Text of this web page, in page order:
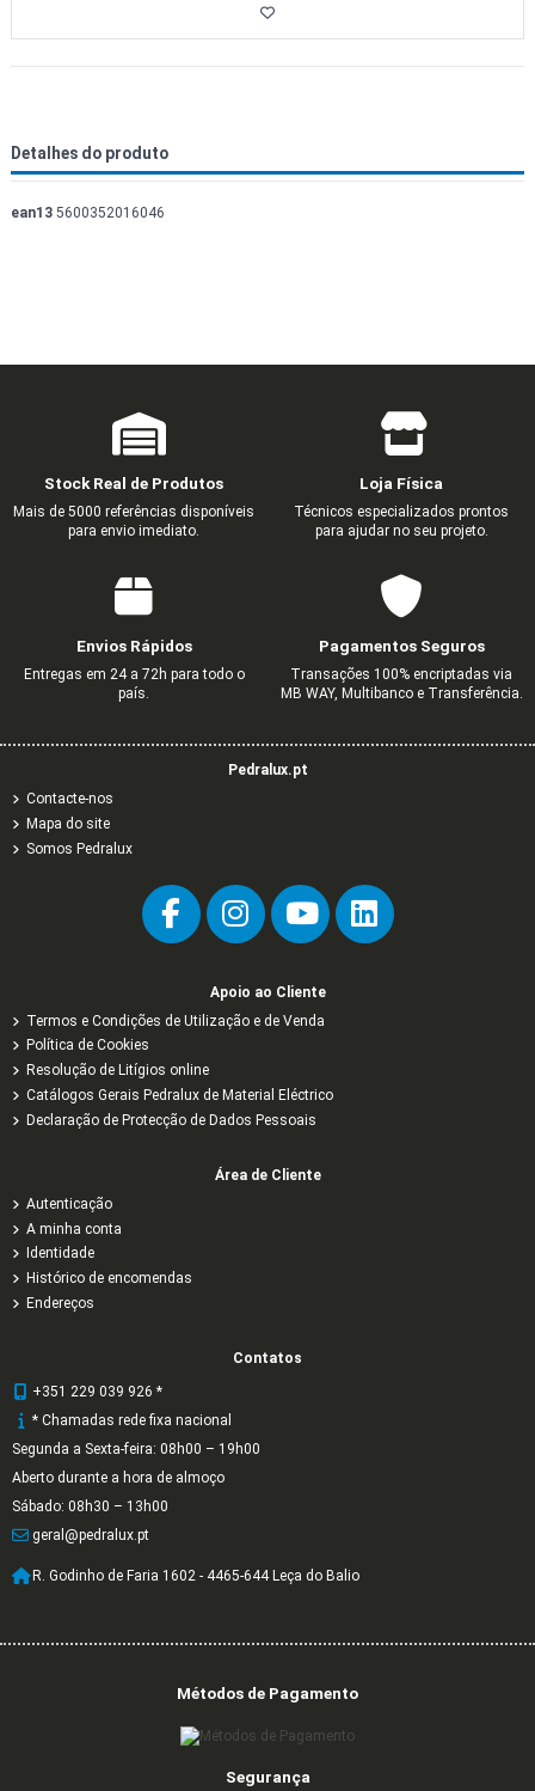
Detalhes do produto
ean13 5600352016046
Stock Real de Produtos
Mais de 5000 referências disponíveis
para envio imediato.
Loja Física
Técnicos especializados prontos
para ajudar no seu projeto.
Envios Rápidos
Entregas em 24 a 72h para todo o
país.
Pagamentos Seguros
Transações 100% encriptadas via
MB WAY, Multibanco e Transferência.
Pedralux.pt
Contacte-nos
Mapa do site
Somos Pedralux
Apoio ao Cliente
Termos e Condições de Utilização e de Venda
Política de Cookies
Resolução de Litígios online
Catálogos Gerais Pedralux de Material Eléctrico
Declaração de Protecção de Dados Pessoais
Área de Cliente
Autenticação
A minha conta
Identidade
Histórico de encomendas
Endereços
Contatos
+351 229 039 926 *
* Chamadas rede fixa nacional
Segunda a Sexta-feira: 08h00 – 19h00
Aberto durante a hora de almoço
Sábado: 08h30 – 13h00
geral@pedralux.pt
R. Godinho de Faria 1602 - 4465-644 Leça do Balio
Métodos de Pagamento
Segurança